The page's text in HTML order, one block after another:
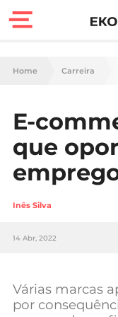
Finanças
Carreira
Casa
Lifestyle
Home Carreira
E-
que
Inês Silva
14 Abr, 2022
Várias marcas
por